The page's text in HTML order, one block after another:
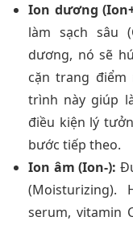
Ion dương
làm sạch sâu
dương, nó sẽ
cặn trang điểm
trình này giúp
điều kiện lý
bước tiếp theo.
Ion âm (Ion-):
serum, vitamin